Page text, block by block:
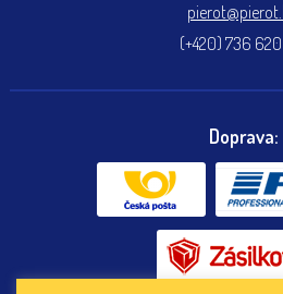
(+420) 736 620
Doprava: